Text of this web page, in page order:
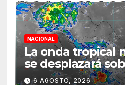
NACIONAL
La onda tropical
se desplazará
sureste mexicano
6 AGOSTO, 2026